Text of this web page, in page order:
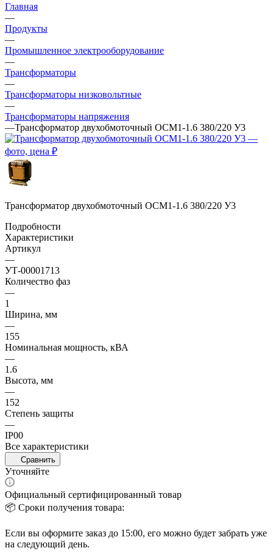
Главная
—
Продукты
—
Промышленное электрооборудование
—
Трансформаторы
—
Трансформаторы низковольтные
—
Трансформаторы напряжения
—Трансформатор двухобмоточный ОСМ1-1.6 380/220 У3
Трансформатор двухобмоточный ОСМ1-1.6 380/220 У3
Подробности
Характеристики
Артикул
—
УТ-00001713
Количество фаз
—
1
Ширина, мм
—
155
Номинальная мощность, кВА
—
1.6
Высота, мм
—
152
Степень защиты
—
IP00
Все характеристики
Сравнить
Уточняйте
Официальный сертифицированный товар
📦 Сроки получения товара:
Если вы оформите заказ до 15:00, его можно будет забрать уже
на следующий день.